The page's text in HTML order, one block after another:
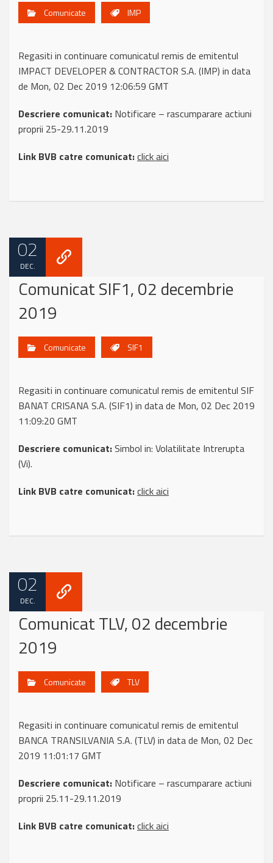
Comunicate IMP
Regasiti in continuare comunicatul remis de emitentul
IMPACT DEVELOPER & CONTRACTOR S.A. (IMP) in data
de Mon, 02 Dec 2019 12:06:59 GMT
Descriere comunicat: Notificare – rascumparare actiuni
proprii 25-29.11.2019
Link BVB catre comunicat:click aici
02
DEC.
Comunicat SIF1, 02 decembrie
2019
Comunicate SIF1
Regasiti in continuare comunicatul remis de emitentul SIF
BANAT CRISANA S.A. (SIF1) in data de Mon, 02 Dec 2019
11:09:20 GMT
Descriere comunicat:Simbol in: Volatilitate Intrerupta
(Vi).
Link BVB catre comunicat:click aici
02
DEC.
Comunicat TLV, 02 decembrie
2019
Comunicate TLV
Regasiti in continuare comunicatul remis de emitentul
BANCA TRANSILVANIA S.A. (TLV) in data de Mon, 02 Dec
2019 11:01:17 GMT
Descriere comunicat: Notificare – rascumparare actiuni
proprii 25.11-29.11.2019
Link BVB catre comunicat:click aici